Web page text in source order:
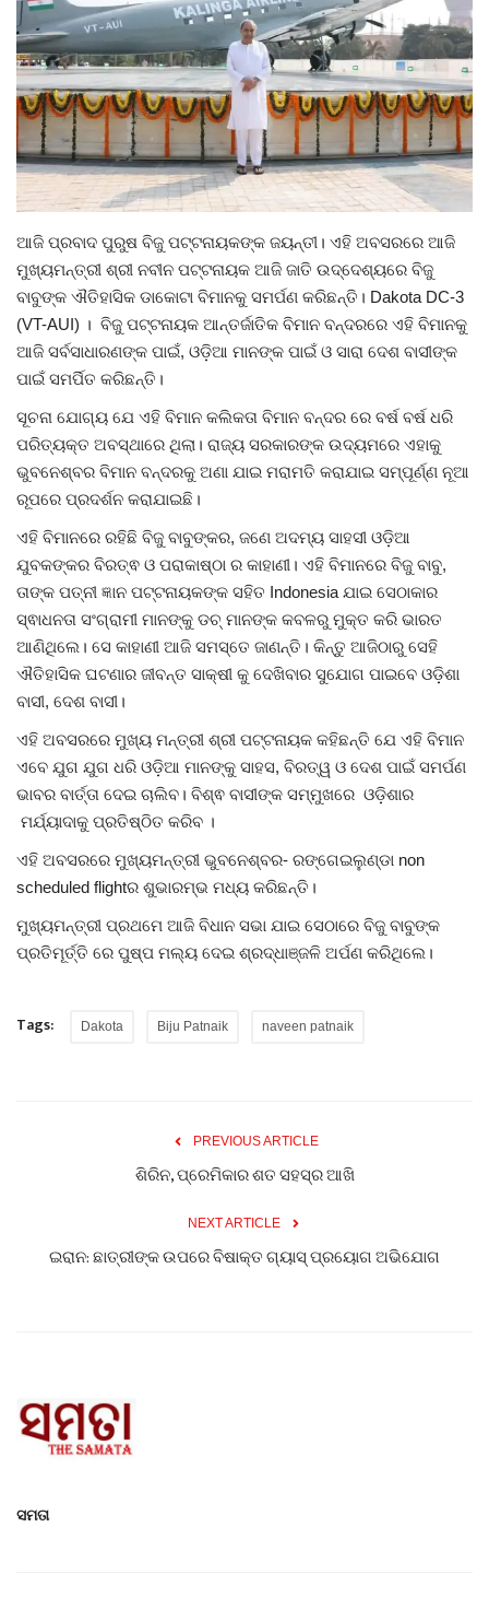
Gallery
ଆଜିର ଖବର
ସାହିତ୍ୟ
ସଂସ୍କୃତି
ସିନେମା
ଭିଡିଓ
ଆଜି ପ୍ରବାଦ ପୁରୁଷ ବିଜୁ ପଟ୍ଟନାୟକଙ୍କ ଜୟନ୍ତୀ। ଏହି ଅବସରରେ ଆଜି
ମୁଖ୍ୟମନ୍ତ୍ରୀ ଶ୍ରୀ ନବୀନ ପଟ୍ଟନାୟକ ଆଜି ଜାତି ଉଦ୍ଦେଶ୍ୟରେ ବିଜୁ
ବାବୁଙ୍କ ଐତିହାସିକ ଡାକୋଟା ବିମାନକୁ ସମର୍ପଣ କରିଛନ୍ତି। Dakota DC-3
(VT-AUI) । ବିଜୁ ପଟ୍ଟନାୟକ ଆନ୍ତର୍ଜାତିକ ବିମାନ ବନ୍ଦରରେ ଏହି ବିମାନକୁ
ଆଜି ସର୍ବସାଧାରଣଙ୍କ ପାଇଁ, ଓଡ଼ିଆ ମାନଙ୍କ ପାଇଁ ଓ ସାରା ଦେଶ ବାସୀଙ୍କ
ପାଇଁ ସମର୍ପିତ କରିଛନ୍ତି।
ସୂଚନା ଯୋଗ୍ୟ ଯେ ଏହି ବିମାନ କଲିକତା ବିମାନ ବନ୍ଦର ରେ ବର୍ଷ ବର୍ଷ ଧରି
ପରିତ୍ୟକ୍ତ ଅବସ୍ଥାରେ ଥିଲା। ରାଜ୍ୟ ସରକାରଙ୍କ ଉଦ୍ୟମରେ ଏହାକୁ
ଭୁବନେଶ୍ବର ବିମାନ ବନ୍ଦରକୁ ଅଣା ଯାଇ ମରାମତି କରାଯାଇ ସମ୍ପୂର୍ଣ୍ଣ ନୂଆ
ରୂପରେ ପ୍ରଦର୍ଶନ କରାଯାଇଛି।
ଏହି ବିମାନରେ ରହିଛି ବିଜୁ ବାବୁଙ୍କର, ଜଣେ ଅଦମ୍ୟ ସାହସୀ ଓଡ଼ିଆ
ଯୁବକଙ୍କର ବିରତ୍ଵ ଓ ପରାକାଷ୍ଠା ର କାହାଣୀ। ଏହି ବିମାନରେ ବିଜୁ ବାବୁ,
ତାଙ୍କ ପତ୍ନୀ ଜ୍ଞାନ ପଟ୍ଟନାୟକଙ୍କ ସହିତ Indonesia ଯାଇ ସେଠାକାର
ସ୍ଵାଧନତା ସଂଗ୍ରାମୀ ମାନଙ୍କୁ ଡଚ୍ ମାନଙ୍କ କବଳରୁ ମୁକ୍ତ କରି ଭାରତ
ଆଣିଥିଲେ। ସେ କାହାଣୀ ଆଜି ସମସ୍ତେ ଜାଣନ୍ତି। କିନ୍ତୁ ଆଜିଠାରୁ ସେହି
ଐତିହାସିକ ଘଟଣାର ଜୀବନ୍ତ ସାକ୍ଷୀ କୁ ଦେଖିବାର ସୁଯୋଗ ପାଇବେ ଓଡ଼ିଶା
ବାସୀ, ଦେଶ ବାସୀ।
ଏହି ଅବସରରେ ମୁଖ୍ୟ ମନ୍ତ୍ରୀ ଶ୍ରୀ ପଟ୍ଟନାୟକ କହିଛନ୍ତି ଯେ ଏହି ବିମାନ
ଏବେ ଯୁଗ ଯୁଗ ଧରି ଓଡ଼ିଆ ମାନଙ୍କୁ ସାହସ, ବିରତ୍ୱ ଓ ଦେଶ ପାଇଁ ସମର୍ପଣ
ଭାବର ବାର୍ତ୍ତା ଦେଇ ଚାଲିବ। ବିଶ୍ଵ ବାସୀଙ୍କ ସମ୍ମୁଖରେ ଓଡ଼ିଶାର
ମର୍ଯ୍ୟାଦାକୁ ପ୍ରତିଷ୍ଠିତ କରିବ ।
ଏହି ଅବସରରେ ମୁଖ୍ୟମନ୍ତ୍ରୀ ଭୁବନେଶ୍ବର- ରଙ୍ଗେଇଲୁଣ୍ଡା non
scheduled flightର ଶୁଭାରମ୍ଭ ମଧ୍ୟ କରିଛନ୍ତି।
ମୁଖ୍ୟମନ୍ତ୍ରୀ ପ୍ରଥମେ ଆଜି ବିଧାନ ସଭା ଯାଇ ସେଠାରେ ବିଜୁ ବାବୁଙ୍କ
ପ୍ରତିମୂର୍ତ୍ତି ରେ ପୁଷ୍ପ ମଲ୍ୟ ଦେଇ ଶ୍ରଦ୍ଧାଞ୍ଜଳି ଅର୍ପଣ କରିଥିଲେ।
Tags: Dakota Biju Patnaik naveen patnaik
PREVIOUS ARTICLE
ଶିରିନ, ପ୍ରେମିକାର ଶତ ସହସ୍ର ଆଖି
NEXT ARTICLE
ଇରାନ: ଛାତ୍ରୀଙ୍କ ଉପରେ ବିଷାକ୍ତ ଗ୍ୟାସ୍ ପ୍ରୟୋଗ ଅଭିଯୋଗ
ସମତା